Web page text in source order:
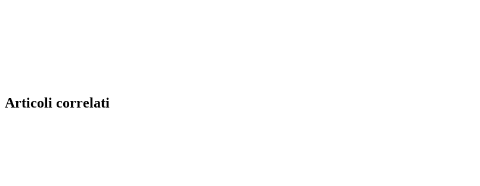
Articoli correlati